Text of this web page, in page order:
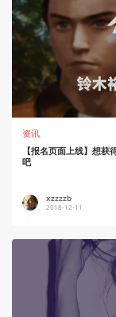
资讯
【报名页面上线】想
吧
xzzzzb
2018-12-11